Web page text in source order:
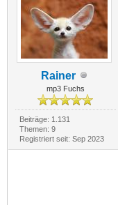
Rainer
mp3 Fuchs
Beiträge: 1.131
Themen: 9
Registriert seit: Sep 2023